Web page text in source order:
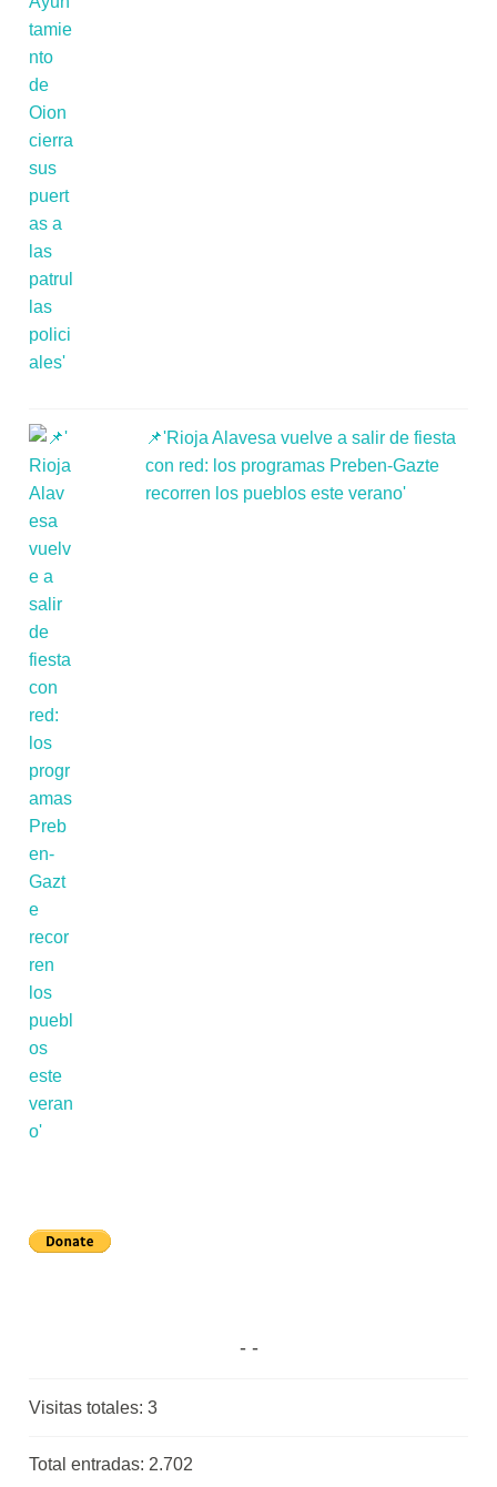
📌'Rioja Alavesa vuelve a salir de fiesta
con red: los programas Preben-Gazte
recorren los pueblos este verano'
Visitas totales:3
Total entradas: 2.702